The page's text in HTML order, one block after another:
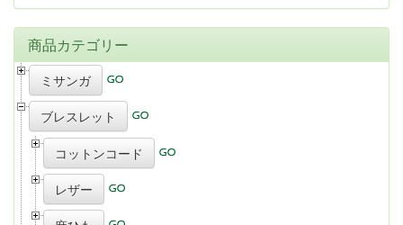
商品カテゴリー
ミサンガ
ブレスレット
コットンコード
レザー